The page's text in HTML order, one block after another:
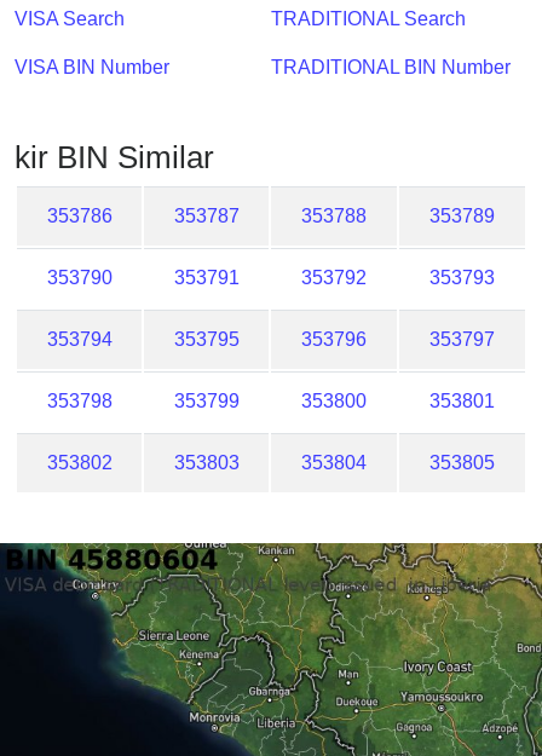
IP
BIN
Checker
Validator
VISA Search
VISA BIN Number
TRADITIONAL Search
TRADITIONAL BIN Number
kir BIN Similar
353786 353787 353788 353789
353790 353791 353792 353793
353794 353795 353796 353797
353798 353799 353800 353801
353802 353803 353804 353805